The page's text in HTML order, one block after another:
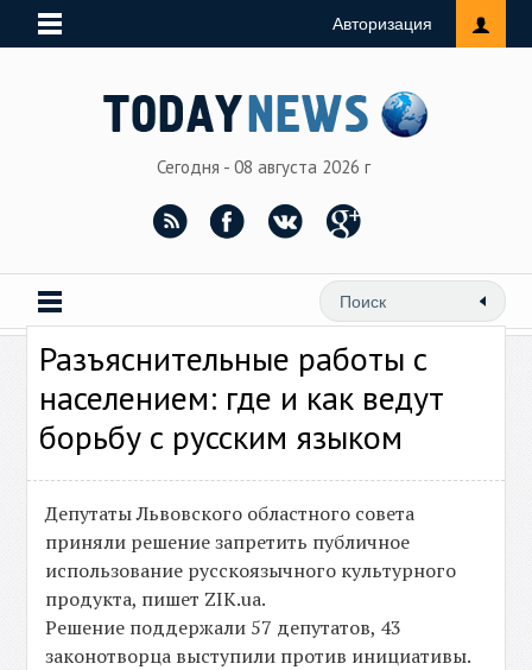
Авторизация
Сегодня - 08 августа 2026 г
Разъяснительные работы с
населением: где и как ведут
борьбу с русским языком
Депутаты Львовского областного совета
приняли решение запретить публичное
использование русскоязычного культурного
продукта, пишет ZIK.ua.
Решение поддержали 57 депутатов, 43
законотворца выступили против инициативы.